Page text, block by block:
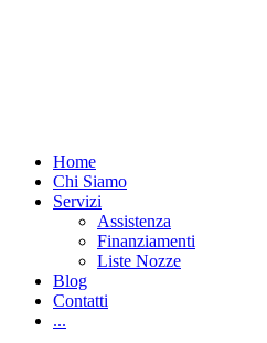
Home
Chi Siamo
Servizi
Assistenza
Finanziamenti
Liste Nozze
Blog
Contatti
...